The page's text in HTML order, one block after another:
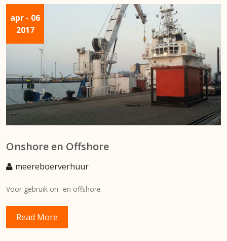
apr - 06
2017
Onshore en Offshore
meereboerverhuur
Voor gebruik on- en offshore
Read More